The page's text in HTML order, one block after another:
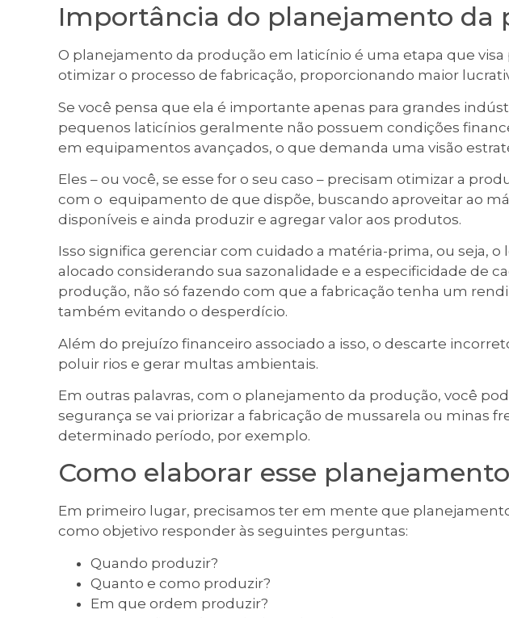
Importância do planejamento da
O planejamento da produção em laticínio é uma etapa que visa
otimizar o processo de fabricação, proporcionando maior
Se você pensa que ela é importante apenas para grandes
pequenos laticínios geralmente não possuem condições
em equipamentos avançados, o que demanda uma visão
Eles – ou você, se esse for o seu caso – precisam otimizar a
com o equipamento de que dispõe, buscando aproveitar ao
disponíveis e ainda produzir e agregar valor aos produtos.
Isso significa gerenciar com cuidado a matéria-prima, ou seja, o
alocado considerando sua sazonalidade e a especificidade de
produção, não só fazendo com que a fabricação tenha um
também evitando o desperdício.
Além do prejuízo financeiro associado a isso, o descarte
poluir rios e gerar multas ambientais.
Em outras palavras, com o planejamento da produção, você
segurança se vai priorizar a fabricação de mussarela ou minas
determinado período, por exemplo.
Como elaborar esse
Em primeiro lugar, precisamos ter em mente que
como objetivo responder às seguintes perguntas:
Quando produzir?
Quanto e como produzir?
Em que ordem produzir?